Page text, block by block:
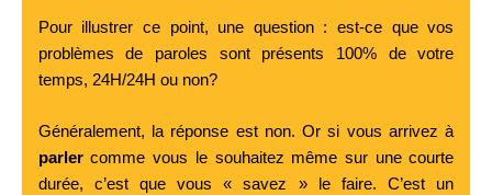
Pour illustrer ce point, une question : est-ce que vos
problèmes de paroles sont présents 100% de votre
temps, 24H/24H ou non?
Généralement, la réponse est non. Or si vous arrivez à
parlercomme vous le souhaitez même sur une courte
durée, c’est que vous « savez » le faire. C’est un